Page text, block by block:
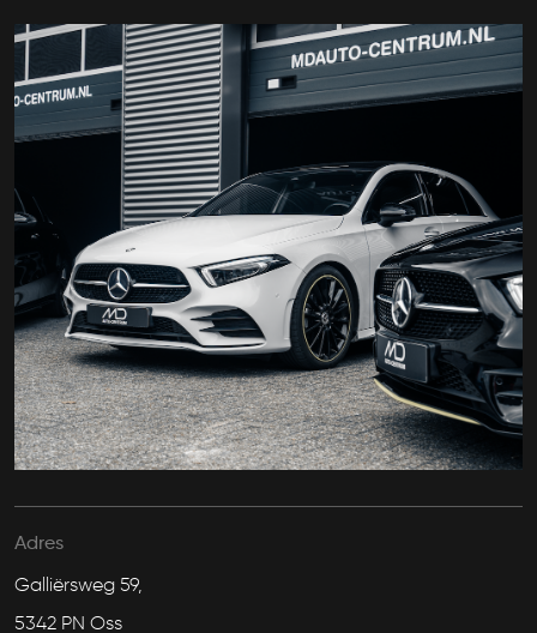
Adres
Galliërsweg 59,
5342 PN Oss